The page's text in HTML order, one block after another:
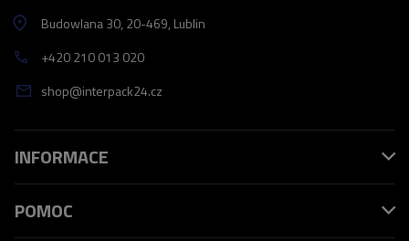
Budowlana 30, 20-469, Lublin
+420 210 013 020
shop@interpack24.cz
INFORMACE
POMOC